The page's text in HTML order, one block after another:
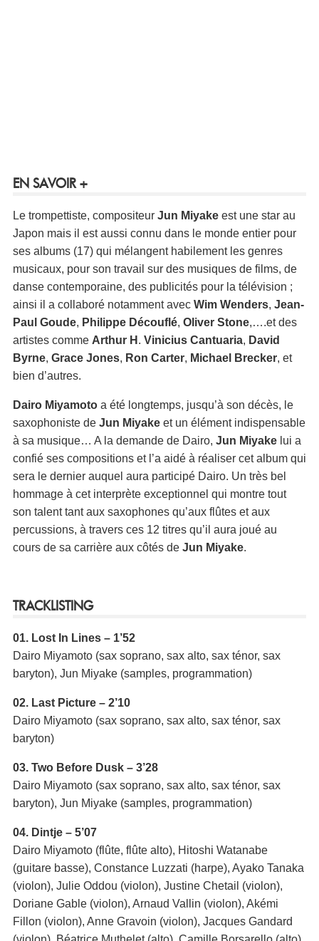
EN SAVOIR +
Le trompettiste, compositeur Jun Miyakeest une star au
Japon mais il est aussi connu dans le monde entier pour
ses albums (17) qui mélangent habilement les genres
musicaux, pour son travail sur des musiques de films, de
danse contemporaine, des publicités pour la télévision ;
ainsi il a collaboré notamment avec Wim Wenders, Jean-
Paul Goude, Philippe Découflé, Oliver Stone,….et des
artistes comme Arthur H . Vinicius Cantuaria, David
Byrne, Grace Jones, Ron Carter, Michael Brecker, et
bien d’autres.
Dairo Miyamotoa été longtemps, jusqu’à son décès, le
saxophoniste de Jun Miyakeet un élément indispensable
à sa musique… A la demande de Dairo, Jun Miyakelui a
confié ses compositions et l’a aidé à réaliser cet album qui
sera le dernier auquel aura participé Dairo. Un très bel
hommage à cet interprète exceptionnel qui montre tout
son talent tant aux saxophones qu’aux flûtes et aux
percussions, à travers ces 12 titres qu’il aura joué au
cours de sa carrière aux côtés de Jun Miyake.
TRACKLISTING
01. Lost In Lines – 1’52
Dairo Miyamoto (sax soprano, sax alto, sax ténor, sax
baryton), Jun Miyake (samples, programmation)
02. Last Picture – 2’10
Dairo Miyamoto (sax soprano, sax alto, sax ténor, sax
baryton)
03. Two Before Dusk – 3’28
Dairo Miyamoto (sax soprano, sax alto, sax ténor, sax
baryton), Jun Miyake (samples, programmation)
04. Dintje – 5’07
Dairo Miyamoto (flûte, flûte alto), Hitoshi Watanabe
(guitare basse), Constance Luzzati (harpe), Ayako Tanaka
(violon), Julie Oddou (violon), Justine Chetail (violon),
Doriane Gable (violon), Arnaud Vallin (violon), Akémi
Fillon (violon), Anne Gravoin (violon), Jacques Gandard